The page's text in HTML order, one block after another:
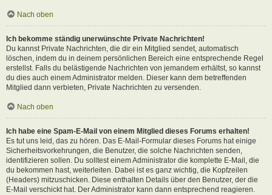
Nach oben
Ich bekomme ständig unerwünschte Private Nachrichten!
Du kannst Private Nachrichten, die dir ein Mitglied sendet, automatisch
löschen, indem du in deinem persönlichen Bereich eine entsprechende Regel
erstellst. Falls du belästigende Nachrichten von jemandem erhältst, so kannst
du dies auch einem Administrator melden. Dieser kann dem betreffenden
Mitglied dann verbieten, Private Nachrichten zu versenden.
Nach oben
Ich habe eine Spam-E-Mail von einem Mitglied dieses Forums erhalten!
Es tut uns leid, das zu hören. Das E-Mail-Formular dieses Forums hat einige
Sicherheitsvorkehrungen, die Benutzer, die solche Nachrichten senden,
identifizieren sollen. Du solltest einem Administrator die komplette E-Mail, die
du bekommen hast, weiterleiten. Dabei ist es ganz wichtig, die Kopfzeilen
(Headers) mitzuschicken. Diese enthalten Details über den Benutzer, der die
E-Mail verschickt hat. Der Administrator kann dann entsprechend reagieren.